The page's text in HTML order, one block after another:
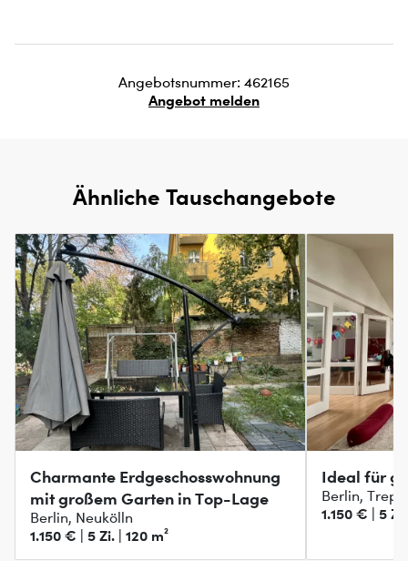
Angebotsnummer: 462165
Angebot melden
Ähnliche Tauschangebote
Charmante Erdgeschosswohnung
mit großem Garten in Top-Lage
Berlin, Neukölln
1.150 € | 5 Zi. | 120 m²
Ideal für
Berlin,
1.150 € | 5 Zi.